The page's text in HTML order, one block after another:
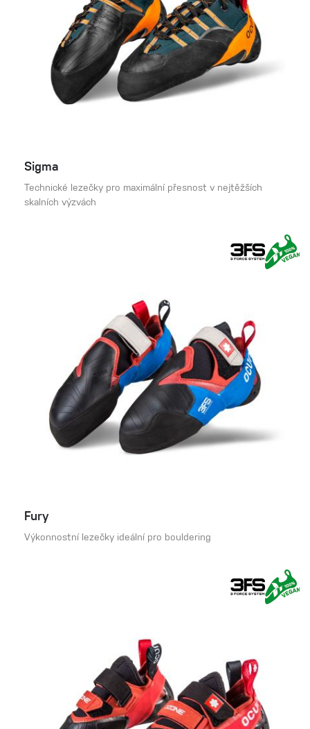
Sigma
Technické lezečky pro maximální přesnost v nejtěžších
skalních výzvách
Fury
Výkonnostní lezečky ideální pro bouldering